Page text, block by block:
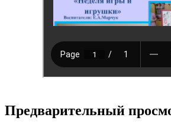
Предварительный